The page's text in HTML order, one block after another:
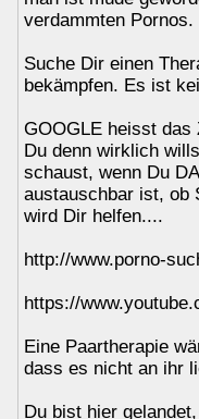
verdammten Pornos.
Suche Dir einen
bekämpfen. Es ist
GOOGLE heisst das
Du denn wirklich
schaust, wenn Du
austauschbar ist, ob
wird Dir helfen....
http://www.porno-
https://
Eine Paartherapie
dass es nicht an ihr
Du bist hier